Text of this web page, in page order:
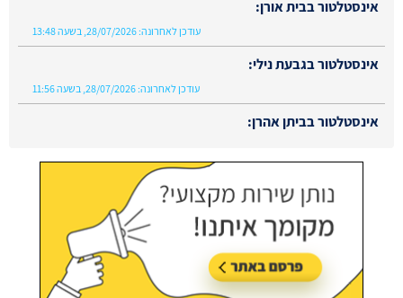
עודכן לאחרונה:28/07/2026, בשעה 11:56
עודכן לאחרונה:02/08/2026, בשעה 13:48